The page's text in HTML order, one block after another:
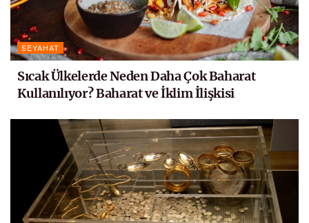
SEYAHAT
Sıcak Ülkelerde Neden Daha Çok Baharat
Kullanılıyor? Baharat ve İklim İlişkisi